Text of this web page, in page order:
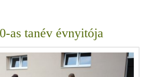
as tanév évnyitója